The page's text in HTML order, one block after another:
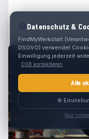
🍪Datenschutz &
FindMyWerkstatt
DSGVO) verwendet
Einwilligung jederzeit
· DSB kontaktieren
Alle
⚙️
Nur